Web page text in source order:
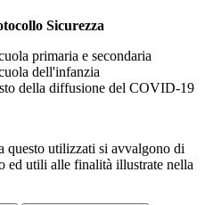
Sicurezza
primaria e secondaria
dell'infanzia
della diffusione del COVID-19
questo utilizzati si avvalgono di
ed utili alle finalità illustrate nella